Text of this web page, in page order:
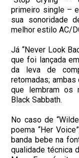
primeiro single – e
sua sonoridade
melhor estilo AC/
Já “Never Look
que foi lançada
da leva de
retomadas;
que lembram os
Black Sabbath.
No caso de
poema “Her
banda bebe na
qualidade técnica